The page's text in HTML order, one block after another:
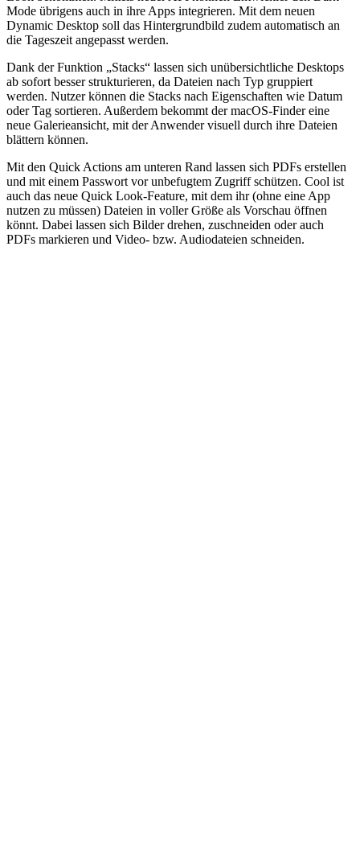
Mode übrigens auch in ihre Apps integrieren. Mit dem neuen
Dynamic Desktop soll das Hintergrundbild zudem automatisch an
die Tageszeit angepasst werden.
Dank der Funktion „Stacks“ lassen sich unübersichtliche Desktops
ab sofort besser strukturieren, da Dateien nach Typ gruppiert
werden. Nutzer können die Stacks nach Eigenschaften wie Datum
oder Tag sortieren. Außerdem bekommt der macOS-Finder eine
neue Galerieansicht, mit der Anwender visuell durch ihre Dateien
blättern können.
Mit den Quick Actions am unteren Rand lassen sich PDFs erstellen
und mit einem Passwort vor unbefugtem Zugriff schützen. Cool ist
auch das neue Quick Look-Feature, mit dem ihr (ohne eine App
nutzen zu müssen) Dateien in voller Größe als Vorschau öffnen
könnt. Dabei lassen sich Bilder drehen, zuschneiden oder auch
PDFs markieren und Video- bzw. Audiodateien schneiden.